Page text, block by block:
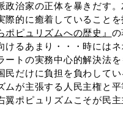
治家の正体を暴きだす
的に癒着していること
ポピュリズムへの歴史』
るあまり・・・時には
トの実務中心的解決法
だけに負担を負わして
が主張する人民主権と
ポピュリズムこそが民